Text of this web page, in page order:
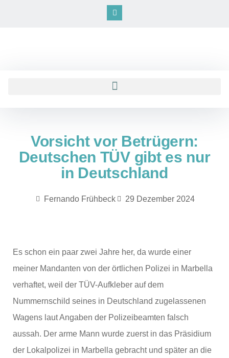
Vorsicht vor Betrügern:
Deutschen TÜV gibt es nur
in Deutschland
Fernando Frühbeck 29 Dezember 2024
Es schon ein paar zwei Jahre her, da wurde einer
meiner Mandanten von der örtlichen Polizei in Marbella
verhaftet, weil der TÜV-Aufkleber auf dem
Nummernschild seines in Deutschland zugelassenen
Wagens laut Angaben der Polizeibeamten falsch
aussah. Der arme Mann wurde zuerst in das Präsidium
der Lokalpolizei in Marbella gebracht und später an die